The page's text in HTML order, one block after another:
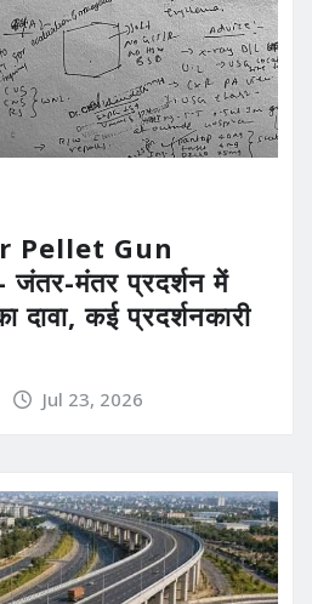
Pellet Gun
मंतर प्रदर्शन में
कई प्रदर्शनकारी
Jul 23, 2026